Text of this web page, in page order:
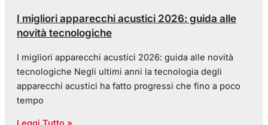
I migliori apparecchi acustici 2026: guida alle
novità tecnologiche
I migliori apparecchi acustici 2026: guida alle novità
tecnologiche Negli ultimi anni la tecnologia degli
apparecchi acustici ha fatto progressi che fino a poco
tempo